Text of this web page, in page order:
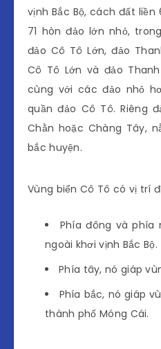
vịnh Bắc Bộ, cách đất
71 hòn đảo lớn nhỏ,
đảo Cô Tô Lớn, đảo
Cô Tô Lớn và đảo
cùng với các đảo nhỏ
quần đảo Cô Tô. Riêng
Chằn hoặc Chàng Tây,
bắc huyện.
Vùng biển Cô Tô có vị trí
Phía đông và phía
ngoài khơi vịnh Bắc Bộ.
Phía tây, nó giáp
Phía bắc, nó giáp
thành phố Móng Cái.